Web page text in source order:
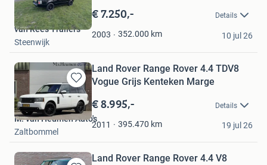
in
Mijn
Favorieten
€ 7.250,- Details
2003 352.000 km
van Rees Trailers
Steenwijk
10 jul 26
Bewaren
in
Mijn
Favorieten
Land Rover Range Rover 4.4 TDV8
Vogue Grijs Kenteken Marge
€ 8.995,- Details
2011 395.470 km
M. van Heumen Auto's
Zaltbommel
19 jul 26
Land Rover Range Rover 4.4 V8